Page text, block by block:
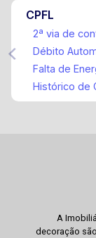
CPFL
2ª via de
Débito
Falta de
Histórico de
A
decoração